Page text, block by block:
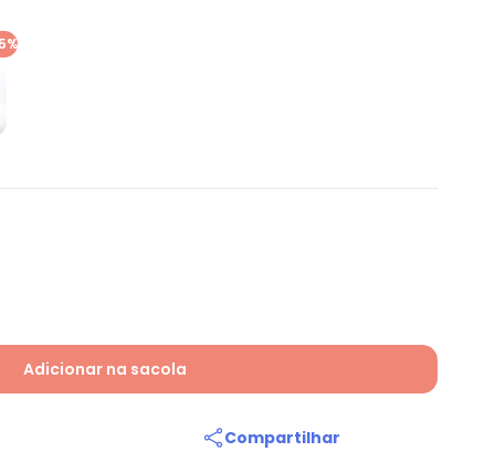
Adicionar na sacola
Compartilhar